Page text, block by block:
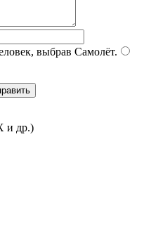
выбрав Самолёт.
и др.)